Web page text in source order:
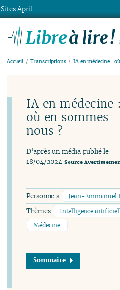
Accueil Transcriptions IA en médecine :
IA en médecine :
où en sommes-
nous ?
D’après un média publié le
18/04/2024 Source
Personne·s Jean-Emmanuel
Thèmes Intelligence
Médecine
Sommaire
Sites April ...